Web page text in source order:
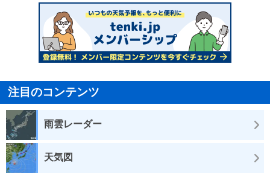
注目のコンテンツ
雨雲レーダー
天気図